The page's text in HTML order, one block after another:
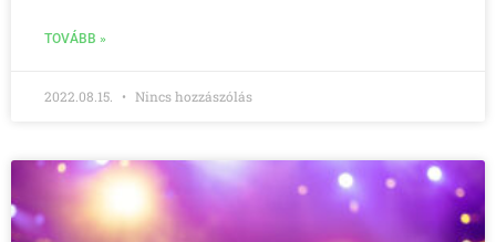
TOVÁBB »
2022.08.15. Nincs hozzászólás